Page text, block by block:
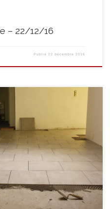
– 22/12/16
Publié 22 décembre 2016
de la cuisine se termine. Place
ils remplacent l’antique porte
le travail !!